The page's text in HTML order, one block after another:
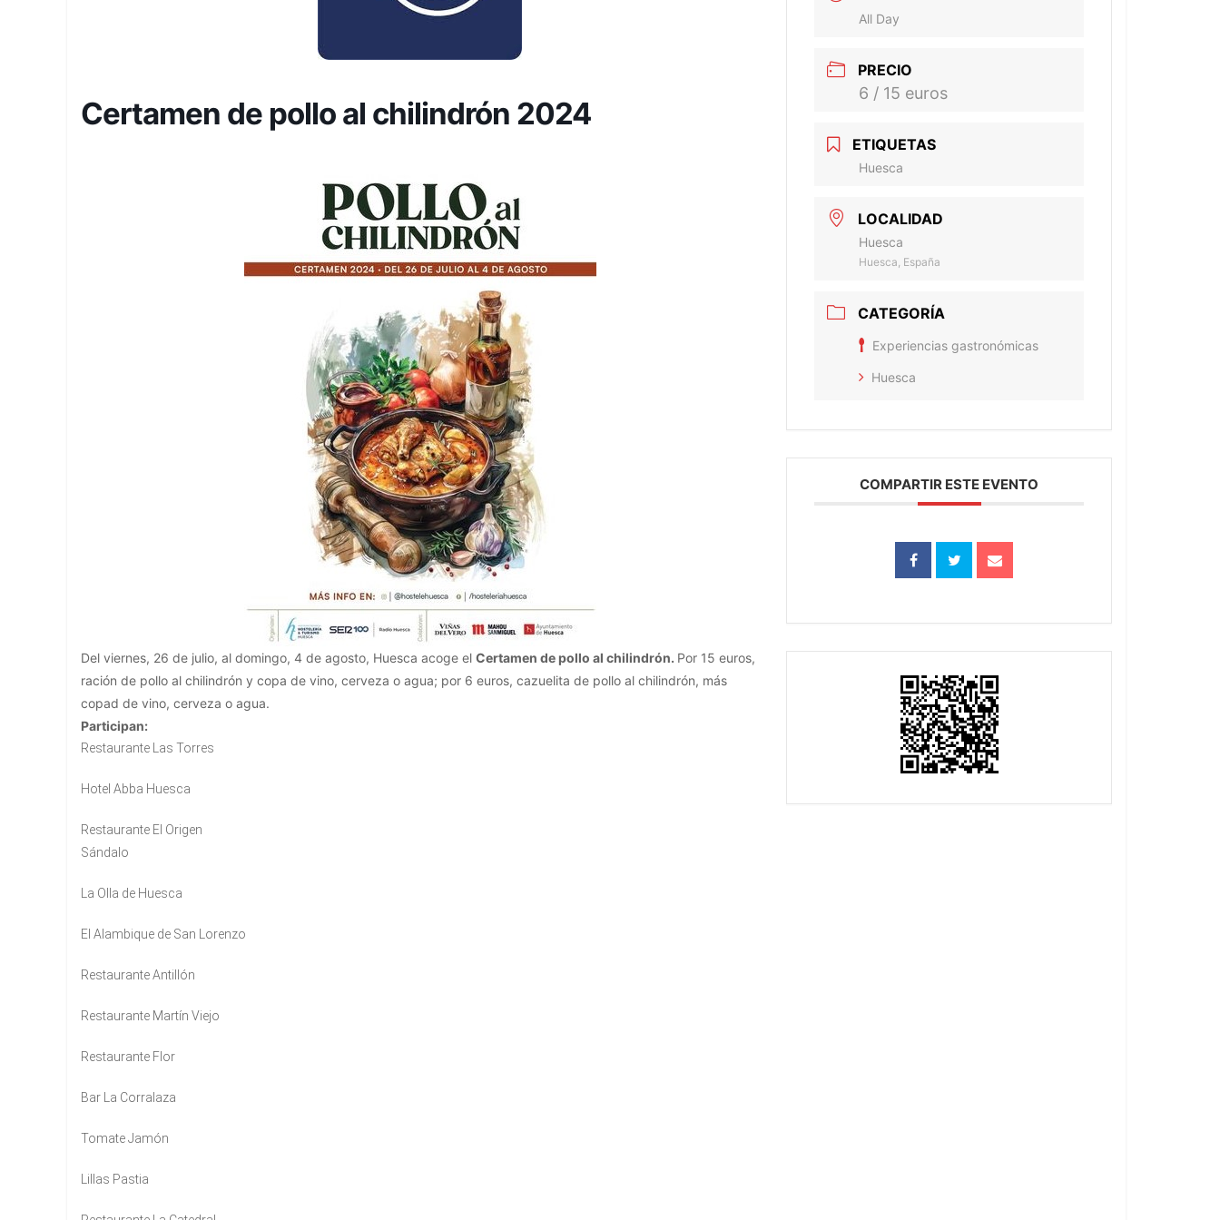
Certamen de pollo al chilindrón 2024
Del viernes, 26 de julio, al domingo, 4 de agosto, Huesca acoge el Certamen de pollo al chilindrón. Por 15 euros,
ración de pollo al chilindrón y copa de vino, cerveza o agua; por 6 euros, cazuelita de pollo al chilindrón, más
copad de vino, cerveza o agua.
Participan:
Restaurante Las Torres
Hotel Abba Huesca
Restaurante El Origen
Sándalo
La Olla de Huesca
El Alambique de San Lorenzo
Restaurante Antillón
Restaurante Martín Viejo
Restaurante Flor
Bar La Corralaza
Tomate Jamón
Lillas Pastia
All Day
PRECIO
6 / 15 euros
ETIQUETAS
Huesca
LOCALIDAD
Huesca
Huesca, España
CATEGORÍA
Experiencias gastronómicas
Huesca
COMPARTIR ESTE EVENTO